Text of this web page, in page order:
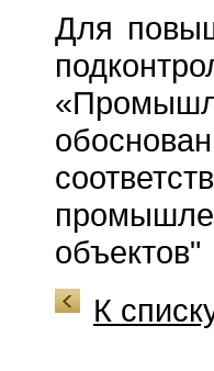
Для
объектов"
К